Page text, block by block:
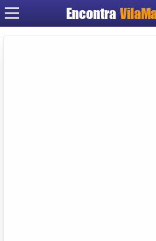
Encontra